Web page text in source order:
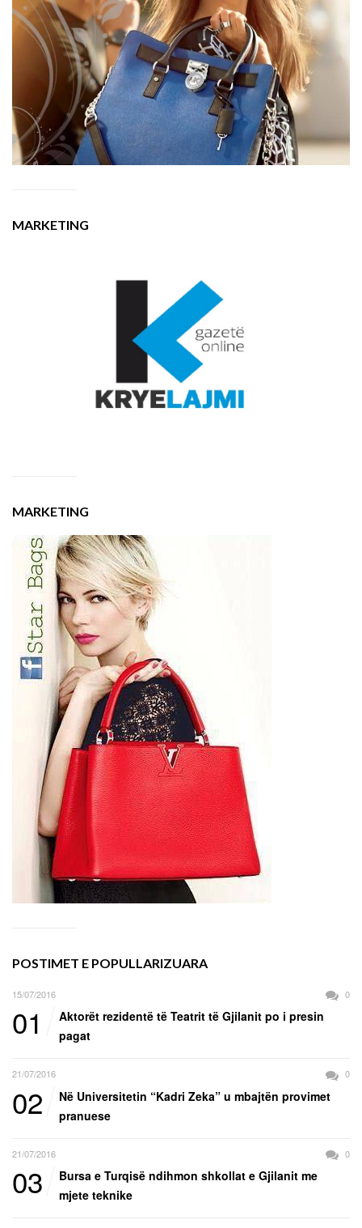
MARKETING
MARKETING
POSTIMET E POPULLARIZUARA
15/07/2016 0
01
Aktorët rezidentë të Teatrit të Gjilanit po i presin
pagat
21/07/2016 0
02
Në Universitetin “Kadri Zeka” u mbajtën provimet
pranuese
21/07/2016 0
03
Bursa e Turqisë ndihmon shkollat e Gjilanit me
mjete teknike